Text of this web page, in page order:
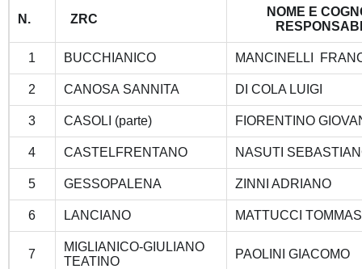
N. ZRC
NOME E
1 BUCCHIANICO MANCINELLI
2 CANOSA SANNITA DI COLA LUIGI
3 CASOLI (parte) FIORENTINO
4 CASTELFRENTANO NASUTI
5 GESSOPALENA ZINNI ADRIANO
6 LANCIANO MATTUCCI
7
MIGLIANICO-GIULIANO
TEATINO
PAOLINI GIACOMO